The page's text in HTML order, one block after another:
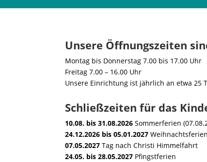
Unsere Öffnungszeiten
Montag bis Donnerstag 7.00 bis 17.00 Uhr
Freitag 7.00 – 16.00 Uhr
Unsere Einrichtung ist jährlich an etwa 25
Schließzeiten für das
10.08. bis 31.08.2026Sommerferien
24.12.2026 bis 05.01.2027 Weihnachtsferien
07.05.2027 Tag nach Christi Himmelfahrt
24.05. bis 28.05.2027 Pfingstferien